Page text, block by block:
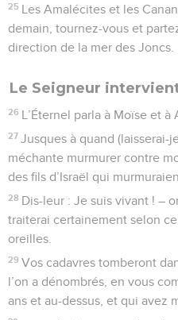
25 Les Amalécites et les
demain, tournez-vous et
direction de la mer des Joncs.
Le Seigneur
26 L’Éternel parla à Moïse et à
27 Jusques à quand (laisserai-
méchante murmurer contre
des fils d’Israël qui
28 Dis-leur : Je suis vivant ! –
traiterai certainement selon
oreilles.
29 Vos cadavres tomberont
l’on a dénombrés, en vous
ans et au-dessus, et qui avez